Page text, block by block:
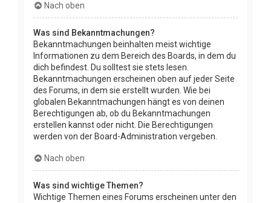
Nach oben
Was sind Bekanntmachungen?
Bekanntmachungen beinhalten meist wichtige
Informationen zu dem Bereich des Boards, in dem du
dich befindest. Du solltest sie stets lesen.
Bekanntmachungen erscheinen oben auf jeder Seite
des Forums, in dem sie erstellt wurden. Wie bei
globalen Bekanntmachungen hängt es von deinen
Berechtigungen ab, ob du Bekanntmachungen
erstellen kannst oder nicht. Die Berechtigungen
werden von der Board-Administration vergeben.
Nach oben
Was sind wichtige Themen?
Wichtige Themen eines Forums erscheinen unter den